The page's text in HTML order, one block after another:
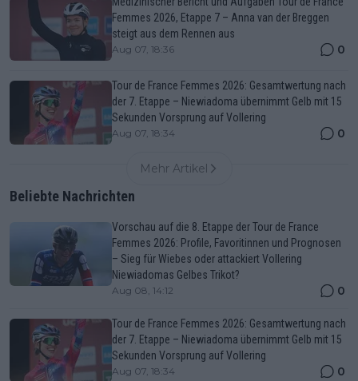
Femmes 2026, Etappe 7 – Anna van der Breggen
steigt aus dem Rennen aus
Aug 07, 18:36 0
Tour de France Femmes 2026: Gesamtwertung nach
der 7. Etappe – Niewiadoma übernimmt Gelb mit 15
Sekunden Vorsprung auf Vollering
Aug 07, 18:34 0
Mehr Artikel
Beliebte Nachrichten
Vorschau auf die 8. Etappe der Tour de France
Femmes 2026: Profile, Favoritinnen und Prognosen
– Sieg für Wiebes oder attackiert Vollering
Niewiadomas Gelbes Trikot?
Aug 08, 14:12 0
Tour de France Femmes 2026: Gesamtwertung nach
der 7. Etappe – Niewiadoma übernimmt Gelb mit 15
Sekunden Vorsprung auf Vollering
Aug 07, 18:34 0